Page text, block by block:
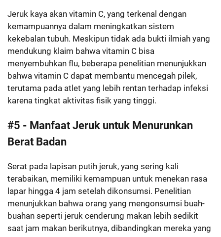
Jeruk kaya akan vitamin C, yang terkenal dengan
kemampuannya dalam meningkatkan sistem
kekebalan tubuh. Meskipun tidak ada bukti ilmiah yang
mendukung klaim bahwa vitamin C bisa
menyembuhkan flu, beberapa penelitian menunjukkan
bahwa vitamin C dapat membantu mencegah pilek,
terutama pada atlet yang lebih rentan terhadap infeksi
karena tingkat aktivitas fisik yang tinggi.
#5 - Manfaat Jeruk untuk Menurunkan
Berat Badan
Serat pada lapisan putih jeruk, yang sering kali
terabaikan, memiliki kemampuan untuk menekan rasa
lapar hingga 4 jam setelah dikonsumsi. Penelitian
menunjukkan bahwa orang yang mengonsumsi buah-
buahan seperti jeruk cenderung makan lebih sedikit
saat jam makan berikutnya, dibandingkan mereka yang